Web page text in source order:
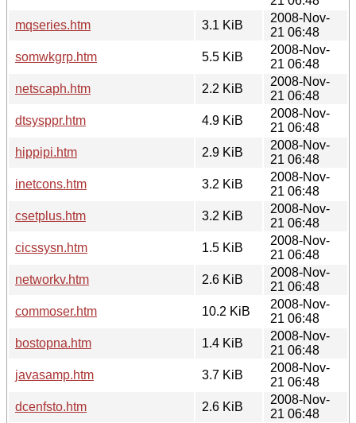
mqseries.htm
3.1 KiB
2008-Nov-
21 06:48
somwkgrp.htm
5.5 KiB
2008-Nov-
21 06:48
netscaph.htm
2.2 KiB
2008-Nov-
21 06:48
dtsysppr.htm
4.9 KiB
2008-Nov-
21 06:48
hippipi.htm
2.9 KiB
2008-Nov-
21 06:48
inetcons.htm
3.2 KiB
2008-Nov-
21 06:48
csetplus.htm
3.2 KiB
2008-Nov-
21 06:48
cicssysn.htm
1.5 KiB
2008-Nov-
21 06:48
networkv.htm
2.6 KiB
2008-Nov-
21 06:48
commoser.htm
10.2 KiB
2008-Nov-
21 06:48
bostopna.htm
1.4 KiB
2008-Nov-
21 06:48
javasamp.htm
3.7 KiB
2008-Nov-
21 06:48
dcenfsto.htm
2.6 KiB
2008-Nov-
21 06:48